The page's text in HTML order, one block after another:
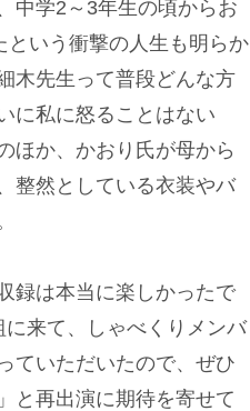
中学2～3年生の頃からお
という衝撃の人生も明らか
木先生って普段どんな方
に私に怒ることはない
ほか、かおり氏が母から
整然としている衣装やバ
録は本当に楽しかったで
来て、しゃべくりメンバ
ていただいたので、ぜひ
と再出演に期待を寄せて